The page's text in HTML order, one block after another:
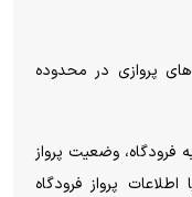
محدودیت‌های پروازی در محدوده
فرودگاه، وضعیت پرواز
پرواز فرودگاه